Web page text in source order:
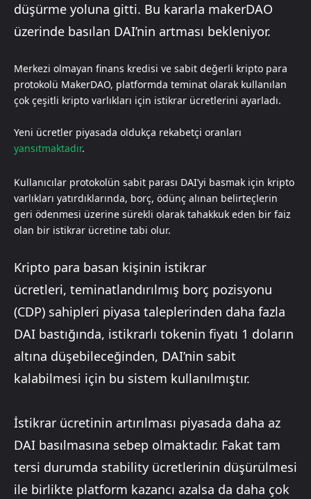
düşürme yoluna gitti. Bu kararla makerDAO
üzerinde basılan DAI’nin artması bekleniyor.
Merkezi olmayan finans kredisi ve sabit değerli kripto para
protokolü MakerDAO, platformda teminat olarak kullanılan
çok çeşitli kripto varlıkları için istikrar ücretlerini ayarladı.
Yeni ücretler piyasada oldukça rekabetçi oranları
yansıtmaktadır.
Kullanıcılar protokolün sabit parası DAI’yi basmak için kripto
varlıkları yatırdıklarında, borç, ödünç alınan belirteçlerin
geri ödenmesi üzerine sürekli olarak tahakkuk eden bir faiz
olan bir istikrar ücretine tabi olur.
Kripto para basan kişinin istikrar
ücretleri, teminatlandırılmış borç pozisyonu
(CDP) sahipleri piyasa taleplerinden daha fazla
DAI bastığında, istikrarlı tokenin fiyatı 1 doların
altına düşebileceğinden, DAI’nin sabit
kalabilmesi için bu sistem kullanılmıştır.
İstikrar ücretinin artırılması piyasada daha az
DAI basılmasına sebep olmaktadır. Fakat tam
tersi durumda stability ücretlerinin düşürülmesi
ile birlikte platform kazancı azalsa da daha çok